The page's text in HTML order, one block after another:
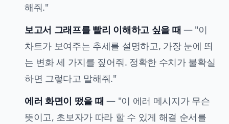
해줘."
보고서 그래프를 빨리 이해하고 싶을 때 — "이
차트가 보여주는 추세를 설명하고, 가장 눈에 띄
는 변화 세 가지를 짚어줘. 정확한 수치가 불확실
하면 그렇다고 말해줘."
에러 화면이 떴을 때 — "이 에러 메시지가 무슨
뜻이고, 초보자가 따라 할 수 있게 해결 순서를